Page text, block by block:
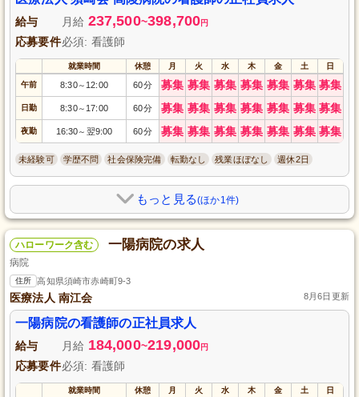
給与 月給 237,500~398,700円
応募要件必須: 看護師
就業時間 休憩 月 火 水 木 金 土 日
午前 8:30～ 12:00 60分 募集 募集 募集 募集 募集 募集 募集
日勤 8:30～ 17:00 60分 募集 募集 募集 募集 募集 募集 募集
夜勤 16:30～ 翌9:00 60分 募集 募集 募集 募集 募集 募集 募集
未経験可 学歴不問 社会保険完備 転勤なし 残業ほぼなし 週休2日
もっと見る(ほか1件)
ハローワーク含む 一陽病院の求人
病院
住所 高知県須崎市赤崎町9-3
医療法人 南江会 8月6日更新
一陽病院の看護師の正社員求人
給与 月給 184,000~219,000円
応募要件必須: 看護師
就業時間 休憩 月 火 水 木 金 土 日